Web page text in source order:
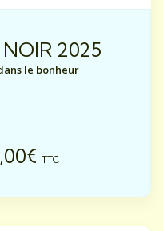
2025
le bonheur
€ TTC